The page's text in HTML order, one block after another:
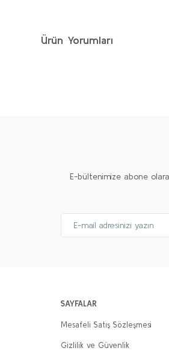
Ürün Yorumları
E-bültenimize abone
SAYFALAR
Mesafeli Satış Sözleşmesi
Gizlilik ve Güvenlik